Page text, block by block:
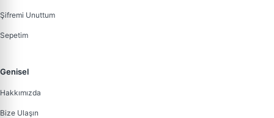
Şifremi Unuttum
Sepetim
Genisel
Hakkımızda
Bize Ulaşın